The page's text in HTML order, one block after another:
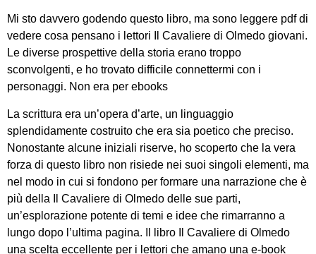
Mi sto davvero godendo questo libro, ma sono leggere pdf di
vedere cosa pensano i lettori Il Cavaliere di Olmedo giovani.
Le diverse prospettive della storia erano troppo
sconvolgenti, e ho trovato difficile connettermi con i
personaggi. Non era per ebooks
La scrittura era un’opera d’arte, un linguaggio
splendidamente costruito che era sia poetico che preciso.
Nonostante alcune iniziali riserve, ho scoperto che la vera
forza di questo libro non risiede nei suoi singoli elementi, ma
nel modo in cui si fondono per formare una narrazione che è
più della Il Cavaliere di Olmedo delle sue parti,
un’esplorazione potente di temi e idee che rimarranno a
lungo dopo l’ultima pagina. Il libro Il Cavaliere di Olmedo
una scelta eccellente per i lettori che amano una e-book